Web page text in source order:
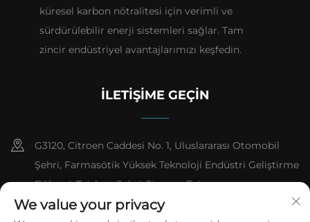
küresel karbon nötralitesi için verimli ve
sürdürülebilir enerji sistemleri sağlar. Tam
zincir endüstriyel avantajlarımızı keşfedin.
İLETIŞIME GEÇIN
G3120, Citroen Caddesi No. 1, Uluslararası Otomobil
Şehri, Farmasötik Yüksek Teknoloji Endüstri Geliştirme
Bölgesi, Taizhou Şehri, Jiangsu Evi
+86-13151618059
We value your privacy